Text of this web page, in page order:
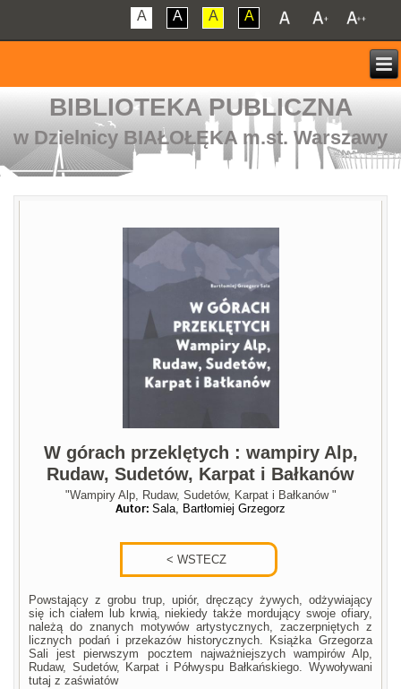
A A A A
BIBLIOTEKA PUBLICZNA
w Dzielnicy BIAŁOŁĘKA m.st. Warszawy
W górach przeklętych : wampiry Alp,
Rudaw, Sudetów, Karpat i Bałkanów
"Wampiry Alp, Rudaw, Sudetów, Karpat i Bałkanów "
Autor: Sala, Bartłomiej Grzegorz
Powstający z grobu trup, upiór, dręczący żywych, odżywiający
się ich ciałem lub krwią, niekiedy także mordujący swoje ofiary,
należą do znanych motywów artystycznych, zaczerpniętych z
licznych podań i przekazów historycznych. Książka Grzegorza
Sali jest pierwszym pocztem najważniejszych wampirów Alp,
Rudaw, Sudetów, Karpat i Półwyspu Bałkańskiego. Wywoływani
tutaj z zaświatów